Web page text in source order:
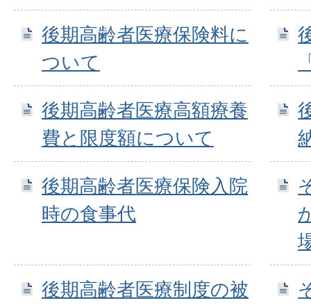
後期高齢者医療保険料に
ついて
後期高齢者医療高額療養
費と限度額について
後期高齢者医療保険入院
時の食事代
後期高齢者医療制度の被